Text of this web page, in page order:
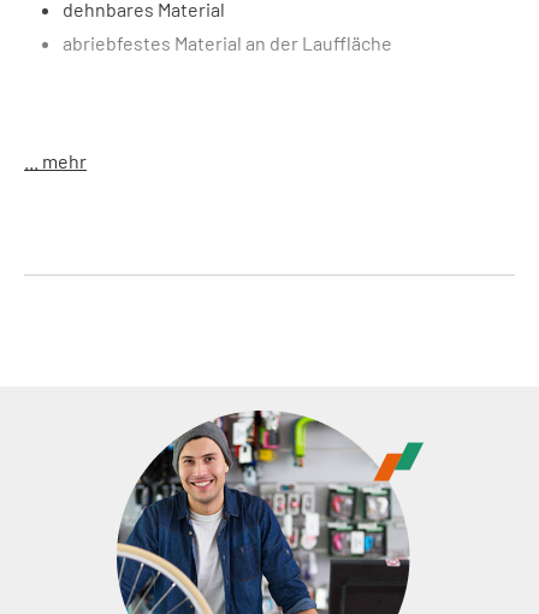
dehnbares Material
abriebfestes Material an der Lauffläche
... mehr